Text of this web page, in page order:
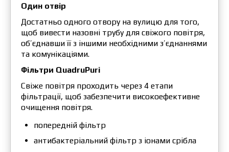
Один отвір
Достатньо одного отвору на вулицю для того,
щоб вивести назовні трубу для свіжого повітря,
об’єднавши її з іншими необхідними з’єднаннями
та комунікаціями.
Фільтри QuadruPuri
Свіже повітря проходить через 4 етапи
фільтрації, щоб забезпечити високоефективне
очищення повітря.
попередній фільтр
антибактеріальний фільтр з іонами срібла